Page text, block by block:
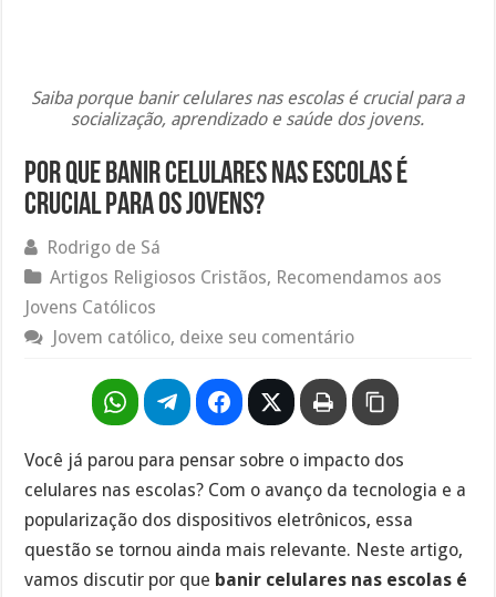
Saiba porque banir celulares nas escolas é crucial para a
socialização, aprendizado e saúde dos jovens.
Por que banir celulares nas escolas é
crucial para os jovens?
Rodrigo de Sá
Artigos Religiosos Cristãos, Recomendamos aos
Jovens Católicos
Jovem católico, deixe seu comentário
Você já parou para pensar sobre o impacto dos
celulares nas escolas? Com o avanço da tecnologia e a
popularização dos dispositivos eletrônicos, essa
questão se tornou ainda mais relevante. Neste artigo,
vamos discutir por que banir celulares nas escolas é